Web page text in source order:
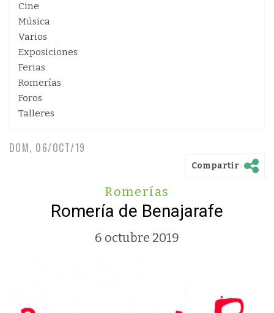
Cine
Música
Varios
Exposiciones
Ferias
Romerías
Foros
Talleres
DOM, 06/OCT/19
Compartir
Romerías
Romería de Benajarafe
6 octubre 2019